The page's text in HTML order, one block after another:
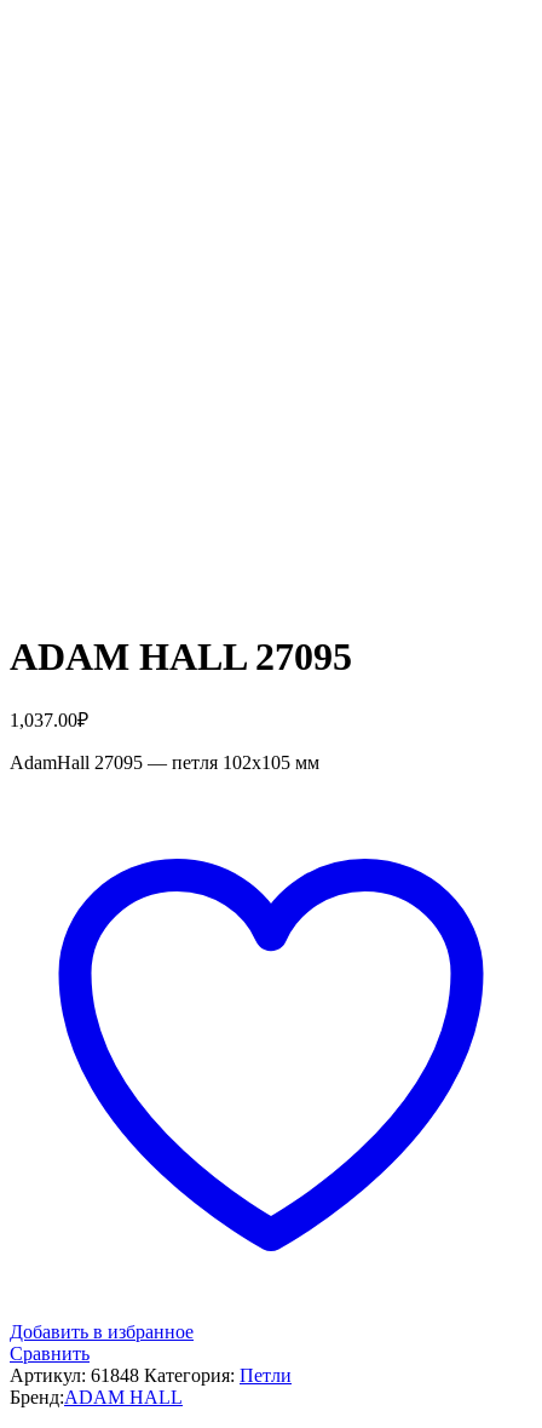
ADAM HALL 27095
1,037.00₽
AdamHall 27095 — петля 102х105 мм
Добавить в избранное
Сравнить
Артикул: 61848 Категория: Петли
Бренд:ADAM HALL